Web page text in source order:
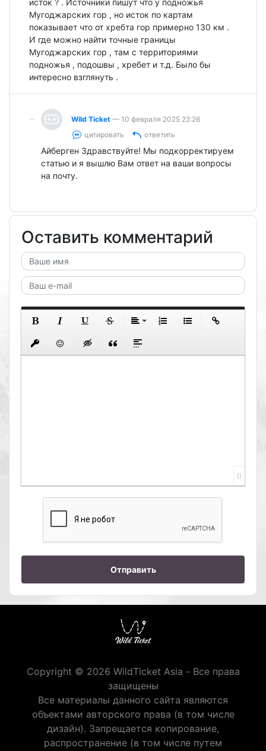
исток ? . Источники пишут что у подножья
Мугоджарских гор , но исток по картам
показывает что от хребта гор примерно 130 км .
И где можно найти точные границы
Мугоджарских гор , там с территориями
подножья , подошвы , хребет и т.д. Было бы
интересно взглянуть .
Wild Ticket — 10 февраля 2025 22:26
цитировать
ответить
Айберген Здравствуйте! Мы подкорректируем
статью и я вышлю Вам ответ на ваши вопросы
на почту.
Оставить комментарий
0
Отправить
Copyright © 2026 WildTicket Asia - Все права
защищены
Все материалы данного сайта являются
объектами авторского права (в том числе
дизайн). Запрещается копирование,
распространение (в том числе путем